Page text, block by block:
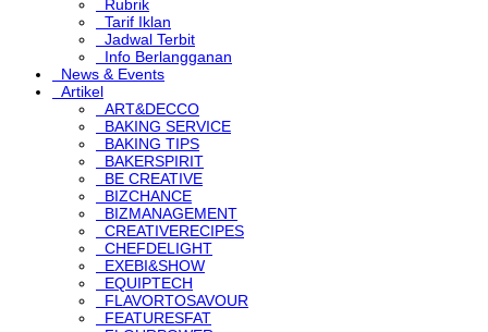
Rubrik
Tarif Iklan
Jadwal Terbit
Info Berlangganan
News & Events
Artikel
ART&DECCO
BAKING SERVICE
BAKING TIPS
BAKERSPIRIT
BE CREATIVE
BIZCHANCE
BIZMANAGEMENT
CREATIVERECIPES
CHEFDELIGHT
EXEBI&SHOW
EQUIPTECH
FLAVORTOSAVOUR
FEATURESFAT